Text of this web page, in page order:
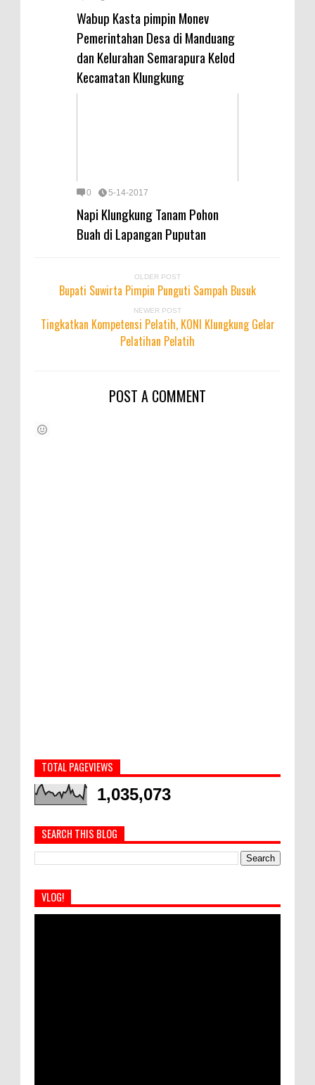
Wabup Kasta pimpin Monev
Pemerintahan Desa di Manduang
dan Kelurahan Semarapura Kelod
Kecamatan Klungkung
0 5-14-2017
Napi Klungkung Tanam Pohon
Buah di Lapangan Puputan
OLDER POST
Bupati Suwirta Pimpin Punguti Sampah Busuk
NEWER POST
Tingkatkan Kompetensi Pelatih, KONI Klungkung Gelar
Pelatihan Pelatih
POST A COMMENT
TOTAL PAGEVIEWS
1,035,073
SEARCH THIS BLOG
VLOG!